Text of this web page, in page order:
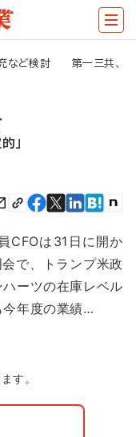
充など検討 第一三共、
」
CFOは31日に開か
で、トランプ米政
ーツの在庫レベル
今年度の業績…
す。